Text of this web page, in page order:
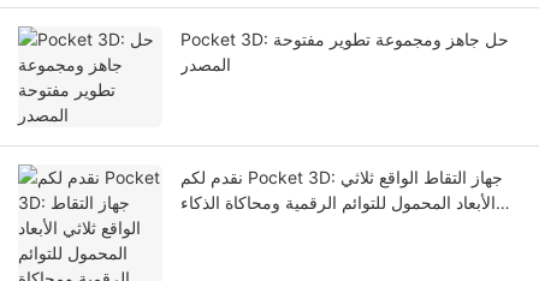
Pocket 3D: حل جاهز ومجموعة تطوير مفتوحة
المصدر
نقدم لكم Pocket 3D: جهاز التقاط الواقع ثلاثي
الأبعاد المحمول للتوائم الرقمية ومحاكاة الذكاء